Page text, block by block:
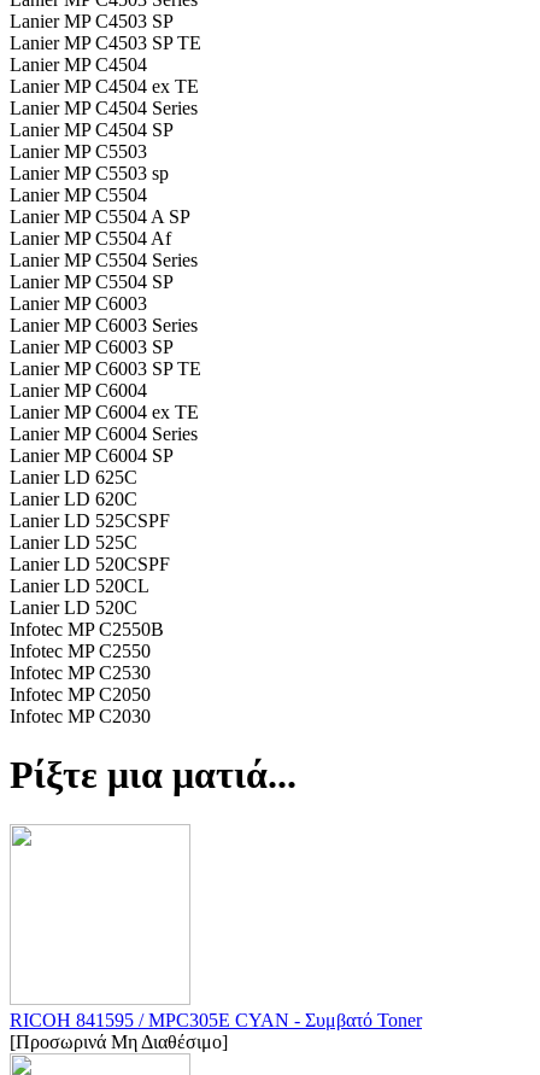
Lanier MP C4503 SP
Lanier MP C4503 SP TE
Lanier MP C4504
Lanier MP C4504 ex TE
Lanier MP C4504 Series
Lanier MP C4504 SP
Lanier MP C5503
Lanier MP C5503 sp
Lanier MP C5504
Lanier MP C5504 A SP
Lanier MP C5504 Af
Lanier MP C5504 Series
Lanier MP C5504 SP
Lanier MP C6003
Lanier MP C6003 Series
Lanier MP C6003 SP
Lanier MP C6003 SP TE
Lanier MP C6004
Lanier MP C6004 ex TE
Lanier MP C6004 Series
Lanier MP C6004 SP
Lanier LD 625C
Lanier LD 620C
Lanier LD 525CSPF
Lanier LD 525C
Lanier LD 520CSPF
Lanier LD 520CL
Lanier LD 520C
Infotec MP C2550B
Infotec MP C2550
Infotec MP C2530
Infotec MP C2050
Infotec MP C2030
Ρίξτε μια ματιά...
RICOH 841595 / MPC305E CYAN - Συμβατό Toner
[Προσωρινά Μη Διαθέσιμο]